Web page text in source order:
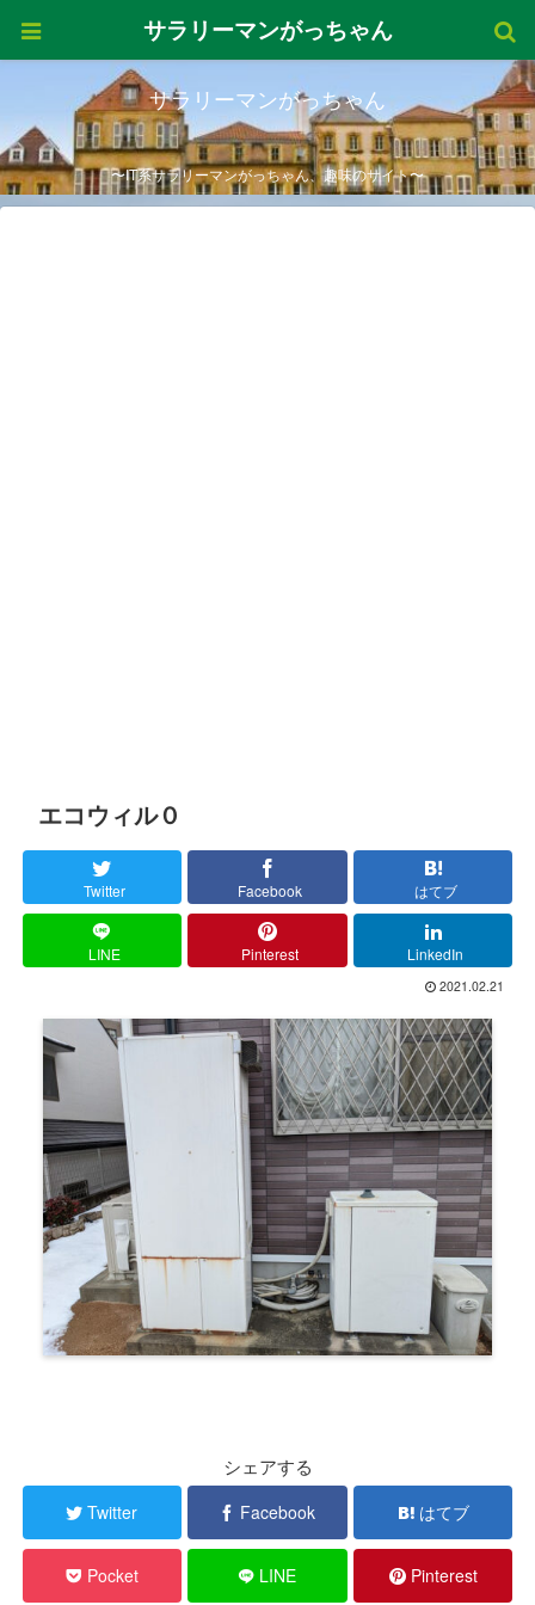
サラリーマンがっちゃん
〜IT系サラリーマンがっちゃん、趣味のサイト〜
エコウィル０
Twitter Facebook はてブ
LINE Pinterest LinkedIn
2021.02.21
シェアする
Twitter Facebook はてブ
Pocket LINE Pinterest
サラリーマンがっちゃん